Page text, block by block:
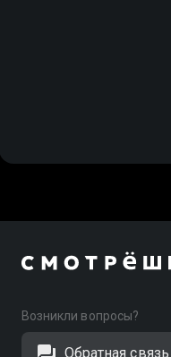
Возникли вопросы?
Обратная связь